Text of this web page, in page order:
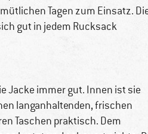
Tagen zum Einsatz.
gut in jedem Rucksack
Jacke immer gut. Innen ist sie
langanhaltenden, frischen
Taschen praktisch. Dem